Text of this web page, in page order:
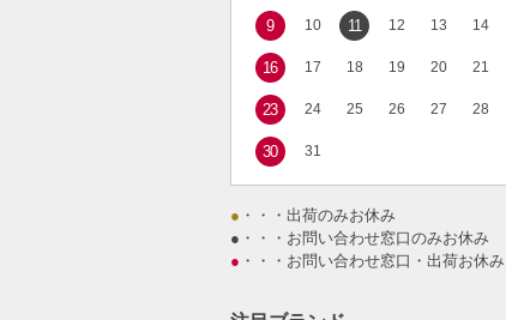
9 10 11 12 13 14
16 17 18 19 20 21
23 24 25 26 27 28
30 31
● ・・・出荷のみお休み
● ・・・お問い合わせ窓口のみお休み
● ・・・お問い合わせ窓口・出荷お休み